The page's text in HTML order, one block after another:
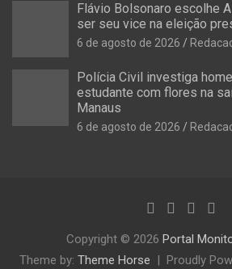
Flávio Bolsonaro escolhe
ser seu vice na eleição
6 de agosto de 2026
Polícia Civil investiga
estudante com flores na
Manaus
6 de agosto de 2026
Copyright © 2026 Portal
Theme by: Theme Horse Proudly